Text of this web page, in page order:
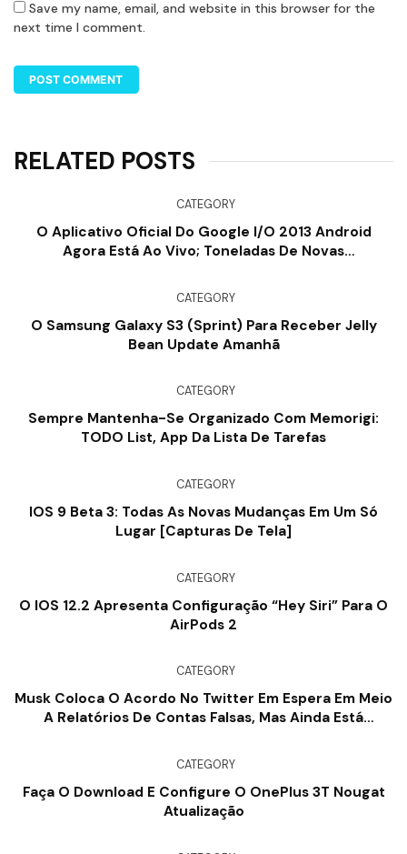
Save my name, email, and website in this browser for the
next time I comment.
RELATED POSTS
CATEGORY
O Aplicativo Oficial Do Google I/O 2013 Android
Agora Está Ao Vivo; Toneladas De Novas
Reboque
CATEGORY
O Samsung Galaxy S3 (Sprint) Para Receber Jelly
Bean Update Amanhã
CATEGORY
Sempre Mantenha-Se Organizado Com Memorigi:
TODO List, App Da Lista De Tarefas
CATEGORY
IOS 9 Beta 3: Todas As Novas Mudanças Em Um Só
Lugar [capturas De Tela]
CATEGORY
O IOS 12.2 Apresenta Configuração “Hey Siri” Para O
AirPods 2
CATEGORY
Musk Coloca O Acordo No Twitter Em Espera Em Meio
A Relatórios De Contas Falsas, Mas Ainda Está
CATEGORY
Faça O Download E Configure O OnePlus 3T Nougat
Atualização